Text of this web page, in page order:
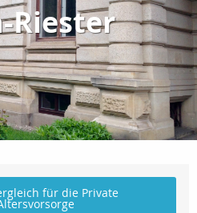
Riester
für die Private